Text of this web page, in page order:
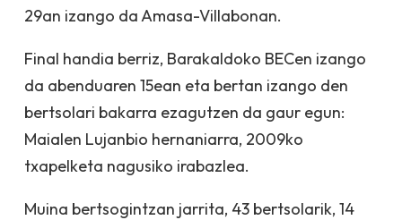
29an izango da Amasa-Villabonan.
Final handia berriz, Barakaldoko BECen izango
da abenduaren 15ean eta bertan izango den
bertsolari bakarra ezagutzen da gaur egun:
Maialen Lujanbio hernaniarra, 2009ko
txapelketa nagusiko irabazlea.
Muina bertsogintzan jarrita, 43 bertsolarik, 14